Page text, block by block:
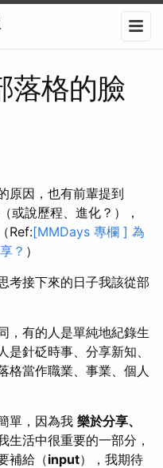
落格的臉
原因，也有前輩提到
或說歷程、進化？），
Ref:[MMDays 專欄 ] 為
？ ）
考接下來的日子我該從部
，有的人是單純地紀錄生
針砭時事、分享新知、
格當作職業、事業、個人
單，因為我 樂於分享、
生活中很重要的一部分，
補給（input），我期待